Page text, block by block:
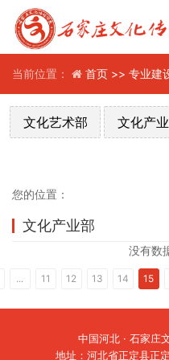
当前位置： 首页 >> 专业建
文化艺术部 文化产
您的位置：
文化产业部
没有数
... 11 12 13 14 15
中国河北 · 石家庄
地址：河北省正定县正